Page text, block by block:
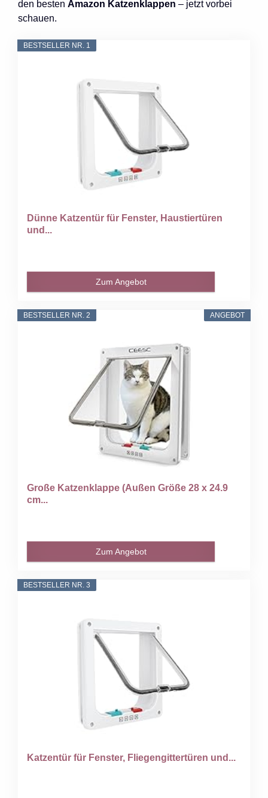
den besten Amazon Katzenklappen – jetzt vorbei
schauen.
BESTSELLER NR. 1
Dünne Katzentür für Fenster, Haustiertüren
und...
Zum Angebot
ANGEBOT
BESTSELLER NR. 2
Große Katzenklappe (Außen Größe 28 x 24.9
cm...
Zum Angebot
BESTSELLER NR. 3
Katzentür für Fenster, Fliegengittertüren und...